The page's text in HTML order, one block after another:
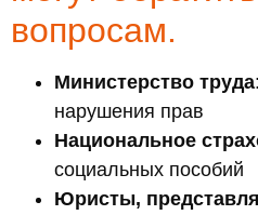
вопросам.
Министерство труда
нарушения прав
Национальное
социальных пособий
Юристы,